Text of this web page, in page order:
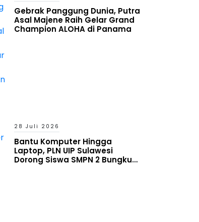
Gebrak Panggung Dunia, Putra
Asal Majene Raih Gelar Grand
Champion ALOHA di Panama
28 Juli 2026
Bantu Komputer Hingga
Laptop, PLN UIP Sulawesi
Dorong Siswa SMPN 2 Bungku